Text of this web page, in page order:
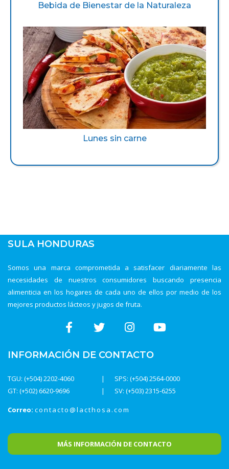
Bebida de Bienestar de la Naturaleza
Lunes sin carne
SULA HONDURAS
Somos una marca comprometida a satisfacer diariamente las
necesidades de nuestros consumidores buscando presencia
alimenticia en los hogares de cada uno de ellos por medio de los
mejores productos lácteos y jugos de fruta.
INFORMACIÓN DE CONTACTO
TGU: (+504) 2202-4060
SPS: (+504) 2564-0000
SV: (+503) 2315-6255
GT: (+502) 6620-9696
Correo: contacto@lacthosa.com
MÁS INFORMACIÓN DE CONTACTO